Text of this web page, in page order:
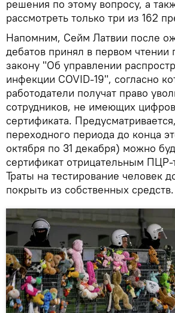
решения по этому вопросу, а
рассмотреть только три из 162
Напомним, Сейм Латвии после
дебатов принял в первом чтении
закону "Об управлении
инфекции COVID-19", согласно
работодатели получат право
сотрудников, не имеющих
сертификата.
переходного периода до конца
октября по 31 декабря) можно
сертификат отрицательным ПЦР-
Траты на тестирование человек
покрыть из собственных средств.